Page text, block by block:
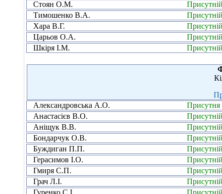
Стоян О.М.
Тимошенко В.А.
Хара В.Г.
Царьов О.А.
Шкіря І.М.
Александровська А.О.
Присутня
Анастасієв В.О.
Аніщук В.В.
Бондарчук О.В.
Буждиган П.П.
Герасимов І.О.
Гмиря С.П.
Грач Л.І.